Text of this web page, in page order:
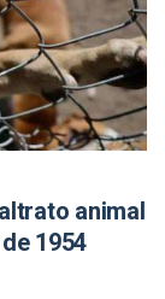
animal
1954